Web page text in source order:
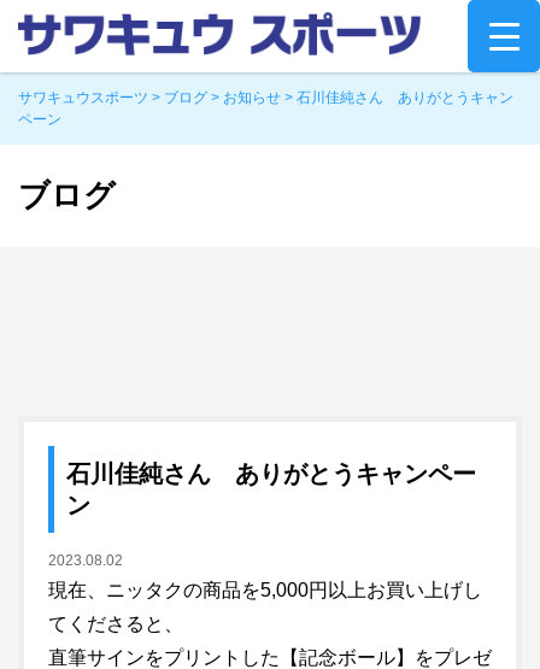
Skip
content
サワキュウスポーツ > ブログ > お知らせ > 石川佳純さん ありがとうキャン
ペーン
ブログ
石川佳純さん ありがとうキャンペー
ン
2023.08.02
現在、ニッタクの商品を5,000円以上お買い上げし
てくださると、
直筆サインをプリントした【記念ボール】をプレゼ